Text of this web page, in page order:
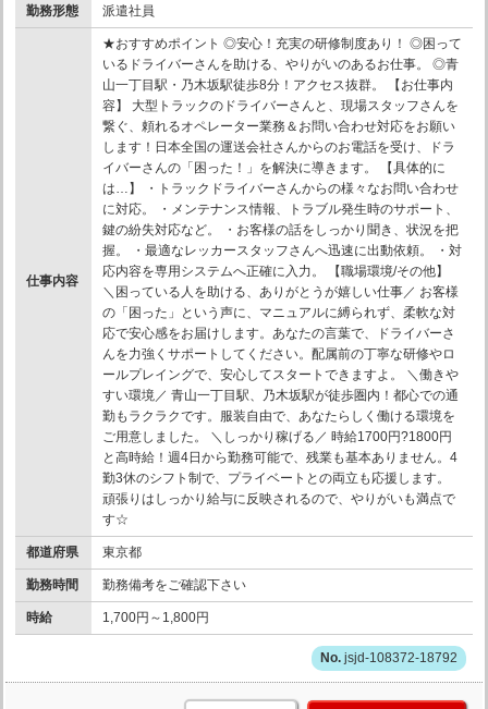
勤務形態 派遣社員
仕事内容
★おすすめポイント ◎安心！充実の研修制度あり！ ◎困って
いるドライバーさんを助ける、やりがいのあるお仕事。 ◎青
山一丁目駅・乃木坂駅徒歩8分！アクセス抜群。 【お仕事内
容】 大型トラックのドライバーさんと、現場スタッフさんを
繋ぐ、頼れるオペレーター業務＆お問い合わせ対応をお願い
します！日本全国の運送会社さんからのお電話を受け、ドラ
イバーさんの「困った！」を解決に導きます。 【具体的に
は…】 ・トラックドライバーさんからの様々なお問い合わせ
に対応。 ・メンテナンス情報、トラブル発生時のサポート、
鍵の紛失対応など。 ・お客様の話をしっかり聞き、状況を把
握。 ・最適なレッカースタッフさんへ迅速に出動依頼。 ・対
応内容を専用システムへ正確に入力。 【職場環境/その他】
＼困っている人を助ける、ありがとうが嬉しい仕事／ お客様
の「困った」という声に、マニュアルに縛られず、柔軟な対
応で安心感をお届けします。あなたの言葉で、ドライバーさ
んを力強くサポートしてください。配属前の丁寧な研修やロ
ールプレイングで、安心してスタートできますよ。 ＼働きや
すい環境／ 青山一丁目駅、乃木坂駅が徒歩圏内！都心での通
勤もラクラクです。服装自由で、あなたらしく働ける環境を
ご用意しました。 ＼しっかり稼げる／ 時給1700円?1800円
と高時給！週4日から勤務可能で、残業も基本ありません。4
勤3休のシフト制で、プライベートとの両立も応援します。
頑張りはしっかり給与に反映されるので、やりがいも満点で
す☆
都道府県 東京都
勤務時間 勤務備考をご確認下さい
時給 1,700円～1,800円
jsjd-108372-18792